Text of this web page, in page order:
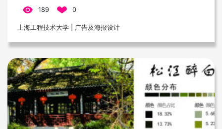
189 0
上海工程技术大学 | 广告及海报设计